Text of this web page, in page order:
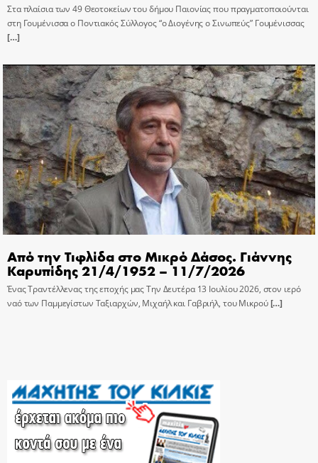
Στα πλαίσια των 49 Θεοτοκείων του δήμου Παιονίας που πραγματοποιούνται
στη Γουμένισσα ο Ποντιακός Σύλλογος “ο Διογένης ο Σινωπεύς” Γουμένισσας
[…]
Από την Τιφλίδα στο Μικρό Δάσος. Γιάννης
Καρυπίδης 21/4/1952 – 11/7/2026
Ένας Τραντέλλενας της εποχής μας Την Δευτέρα 13 Ιουλίου 2026, στον ιερό
ναό των Παμμεγίστων Ταξιαρχών, Μιχαήλ και Γαβριήλ, του Μικρού[…]